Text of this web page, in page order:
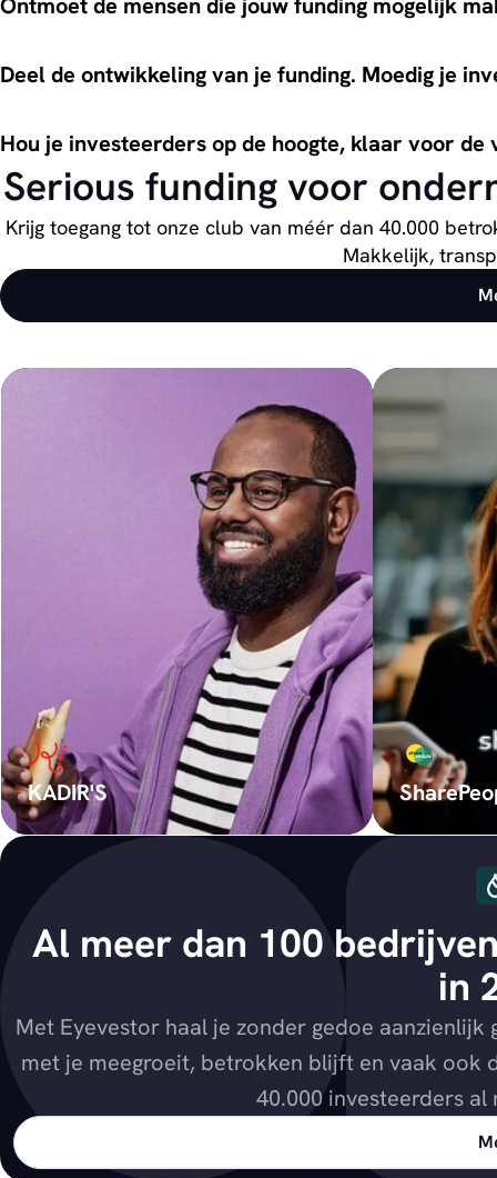
Ontmoet de mensen die jouw funding mogelijk
Deel de ontwikkeling van je funding. Moedig je
Hou je investeerders op de hoogte, klaar voor de
Serious funding voor
Krijg toegang tot onze club van méér dan 40.000
Makkelijk,
KADIR'S
Al meer dan 100
in
Met Eyevestor haal je zonder gedoe
met je meegroeit, betrokken blijft en vaak ook
40.000 investeerders